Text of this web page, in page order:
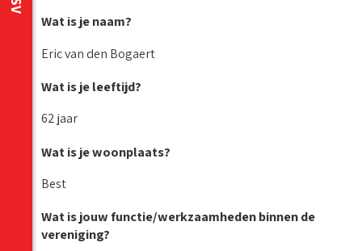
Wat is je naam?
Eric van den Bogaert
Wat is je leeftijd?
62 jaar
Wat is je woonplaats?
Best
Wat is jouw functie/werkzaamheden binnen de
vereniging?